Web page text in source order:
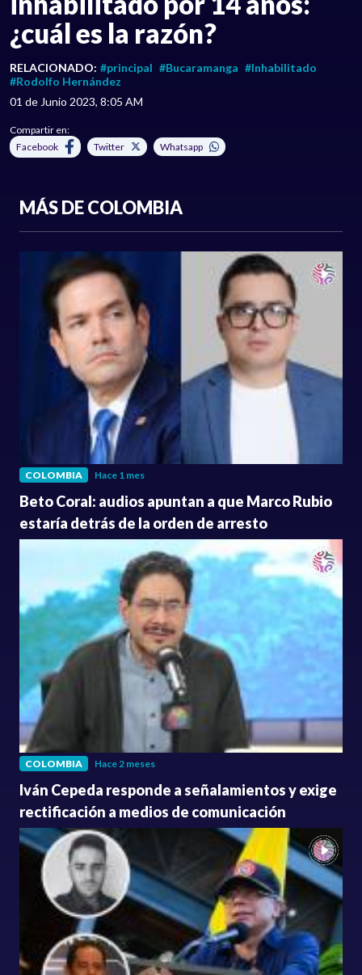
¿cuál es la razón?
RELACIONADO: #principal #Bucaramanga #Inhabilitado
#Rodolfo Hernández
01 de Junio 2023, 8:05 AM
Compartir en:
Facebook
Twitter Whatsapp
MÁS DE COLOMBIA
COLOMBIA Hace 1 mes
Beto Coral: audios apuntan a que Marco Rubio
estaría detrás de la orden de arresto
COLOMBIA Hace 2 meses
Iván Cepeda responde a señalamientos y exige
rectificación a medios de comunicación